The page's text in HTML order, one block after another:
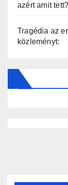
azért amit
Tragédia az
közleményt: